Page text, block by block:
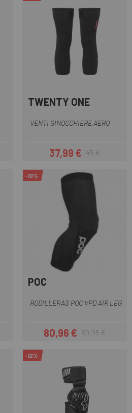
TWENTY ONE
VENTI GINOCCHIERE AERO
Prezzo
37,99 €Prezzo base
45 €
-10%
POC
RODILLERAS POC VPD AIR LEG
Prezzo
80,96 €Prezzo base
89,95 €
-12%